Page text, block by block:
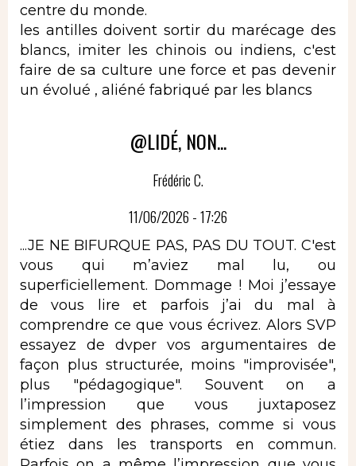
centre du monde.
les antilles doivent sortir du marécage des
blancs, imiter les chinois ou indiens, c'est
faire de sa culture une force et pas devenir
un évolué , aliéné fabriqué par les blancs
@LIDÉ, NON...
Frédéric C.
11/06/2026 - 17:26
...JE NE BIFURQUE PAS, PAS DU TOUT. C'est
vous qui m’aviez mal lu, ou
superficiellement. Dommage ! Moi j’essaye
de vous lire et parfois j’ai du mal à
comprendre ce que vous écrivez. Alors SVP
essayez de dvper vos argumentaires de
façon plus structurée, moins "improvisée",
plus "pédagogique". Souvent on a
l’impression que vous juxtaposez
simplement des phrases, comme si vous
étiez dans les transports en commun.